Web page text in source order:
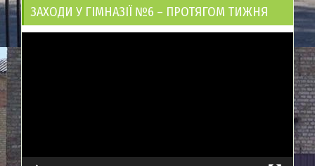
ЗАХОДИ У ГІМНАЗІЇ №6 – ПРОТЯГОМ ТИЖНЯ